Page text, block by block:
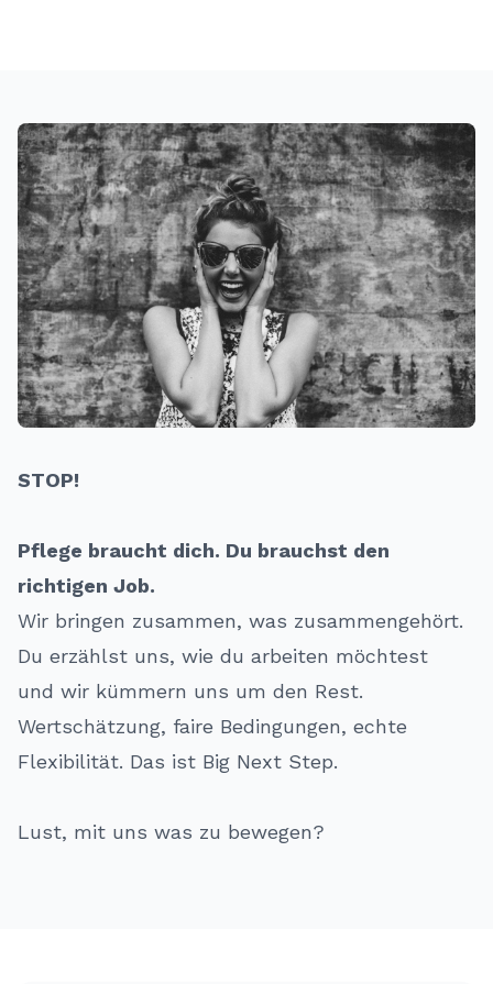
STOP!
Pflege braucht dich. Du brauchst den
richtigen Job.
Wir bringen zusammen, was zusammengehört.
Du erzählst uns, wie du arbeiten möchtest
und wir kümmern uns um den Rest.
Wertschätzung, faire Bedingungen, echte
Flexibilität. Das ist Big Next Step.
Lust, mit uns was zu bewegen?